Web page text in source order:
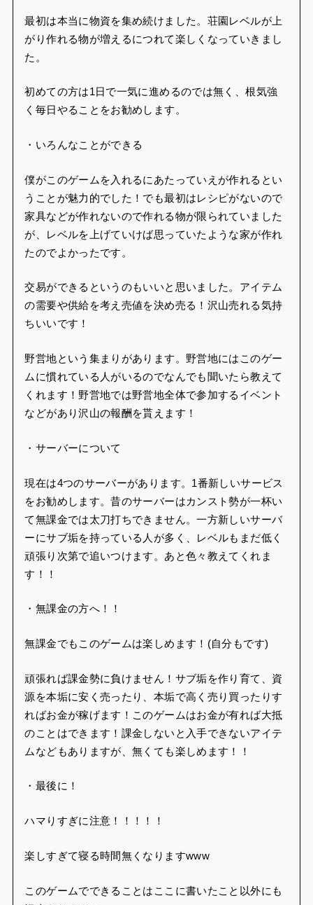
く毎日やることをお勧めします。
・いろんなことができる
僕がこのゲームを入れるにあたっていえが作れるとい
うことが魅力的でした！でも最初はレシピがないので
が、レベルを上げていけば思っていたような家が作れ
交易ができるというのもいいと思いました。アイテム
の需要や供給を考え売値を決め売る！沢山売れる気持
ちいいです！
ムに慣れている人がいるのでなんでも聞いたら教えて
くれます！野営地では野営地全体で参加するイベント
などがあり沢山の報酬を貰えます！
・サーバーについて
現在は4つのサーバーがあります。1番新しいサービス
をお勧めします。昔のサーバーはカンスト勢が一杯い
ーにサブ垢を持っている人が多く、レベルもまだ低く
す！！
・無課金の方へ！！
無課金でもこのゲームは楽しめます！(自分もです)
源を本垢に安く売ったり、本垢で高く売り買ったりす
のことはできます！課金しないと入手できないアイテ
・最後に！
ハマりすぎに注意！！！！！
沢山あります！
まずは入れてみましょう！